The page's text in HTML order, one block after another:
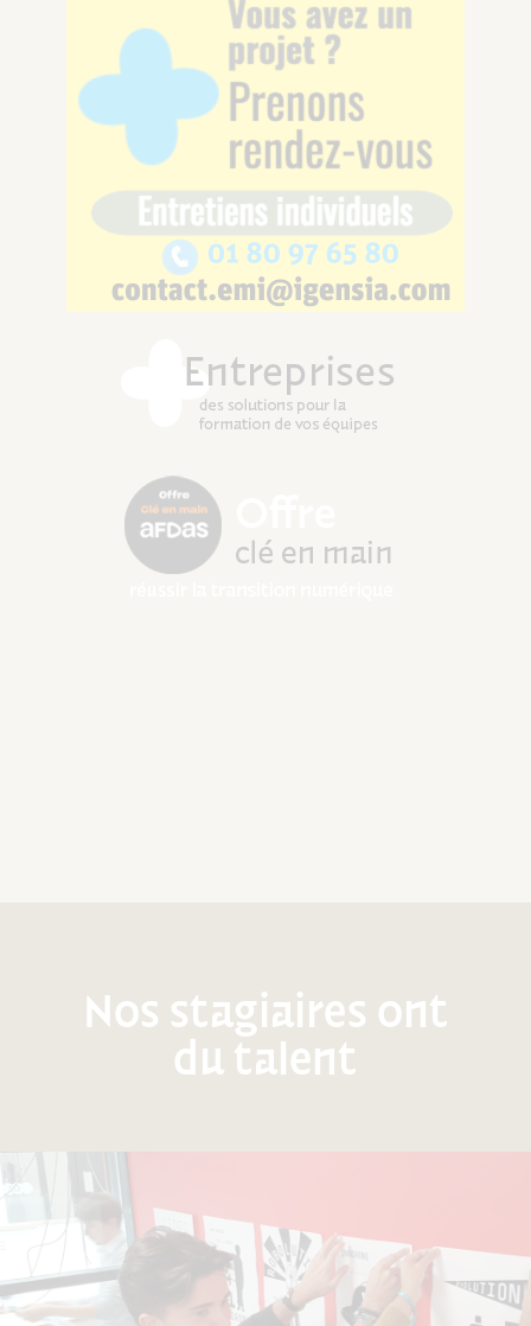
Nos stagiaires ont
du talent